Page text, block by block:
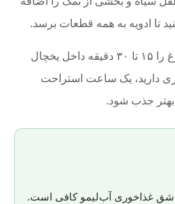
تا ادویه به همه قطعات برسد.
روی ظرف را بپوشانید و مرغ را ۱۵ تا ۳۰ دقیقه داخل یخچال
دارید، یک ساعت استراحت
جذب شود.
یک قاشق غذاخوری آب‌لیمو کافی است.